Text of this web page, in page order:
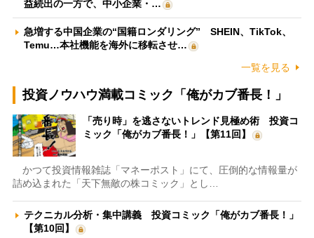
益続出の一方で、中小企業・…
急増する中国企業の“国籍ロンダリング” SHEIN、TikTok、
Temu…本社機能を海外に移転させ…
一覧を見る
投資ノウハウ満載コミック「俺がカブ番長！」
「売り時」を逃さないトレンド見極め術 投資コ
ミック「俺がカブ番長！」【第11回】
かつて投資情報雑誌「マネーポスト」にて、圧倒的な情報量が
詰め込まれた「天下無敵の株コミック」とし…
テクニカル分析・集中講義 投資コミック「俺がカブ番長！」
【第10回】